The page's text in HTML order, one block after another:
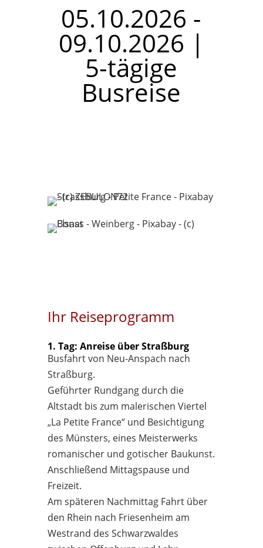
05.10.2026 -
09.10.2026 |
5-tägige
Busreise
Ihr Reiseprogramm
1. Tag: Anreise über Straßburg
Busfahrt von Neu-Anspach nach
Straßburg.
Geführter Rundgang durch die
Altstadt bis zum malerischen Viertel
„La Petite France“ und Besichtigung
des Münsters, eines Meisterwerks
romanischer und gotischer Baukunst.
Anschließend Mittagspause und
Freizeit.
Am späteren Nachmittag Fahrt über
den Rhein nach Friesenheim am
Westrand des Schwarzwaldes